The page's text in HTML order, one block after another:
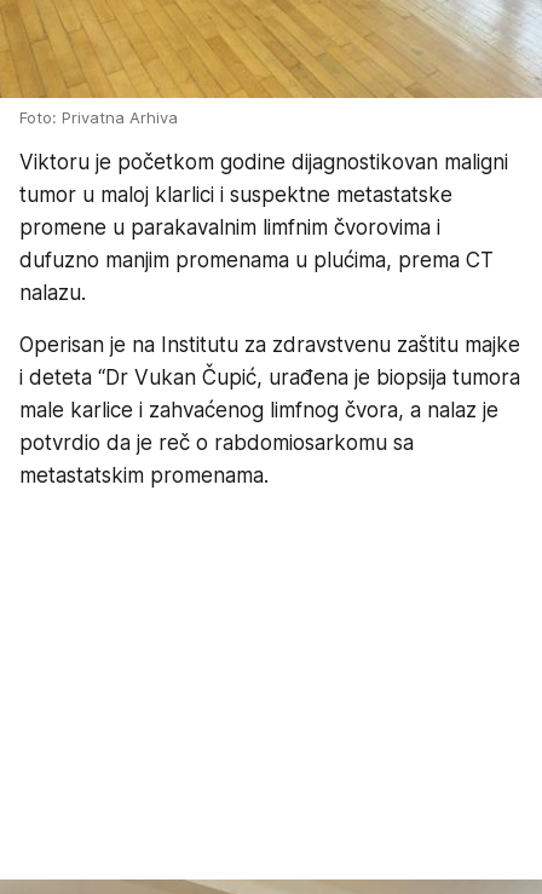
Foto: Privatna Arhiva
Viktoru je početkom godine dijagnostikovan maligni
tumor u maloj klarlici i suspektne metastatske
promene u parakavalnim limfnim čvorovima i
dufuzno manjim promenama u plućima, prema CT
nalazu.
Operisan je na Institutu za zdravstvenu zaštitu majke
i deteta “Dr Vukan Čupić, urađena je biopsija tumora
male karlice i zahvaćenog limfnog čvora, a nalaz je
potvrdio da je reč o rabdomiosarkomu sa
metastatskim promenama.